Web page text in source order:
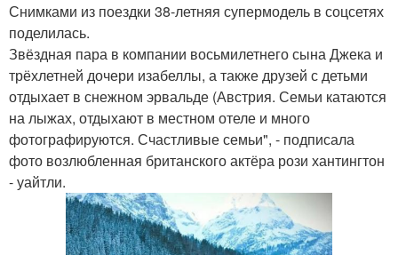
Снимками из поездки 38-летняя супермодель в соцсетях
поделилась.
Звёздная пара в компании восьмилетнего сына Джека и
трёхлетней дочери изабеллы, а также друзей с детьми
отдыхает в снежном эрвальде (Австрия. Семьи катаются
на лыжах, отдыхают в местном отеле и много
фотографируются. Счастливые семьи", - подписала
фото возлюбленная британского актёра рози хантингтон
- уайтли.